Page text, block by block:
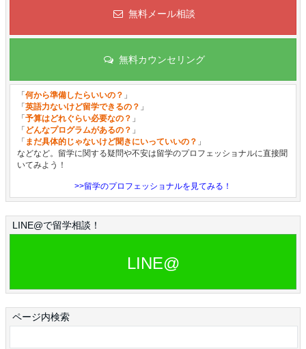
無料メール相談
無料カウンセリング
「何から準備したらいいの？ 」
「英語力ないけど留学できるの？ 」
「予算はどれぐらい必要なの？ 」
「 どんなプログラムがあるの？ 」
「 まだ具体的じゃないけど聞きにいっていいの？ 」
などなど。留学に関する疑問や不安は留学のプロフェッショナルに直接聞
いてみよう！
>>留学のプロフェッショナルを見てみる！
LINE@で留学相談！
LINE@
ページ内検索